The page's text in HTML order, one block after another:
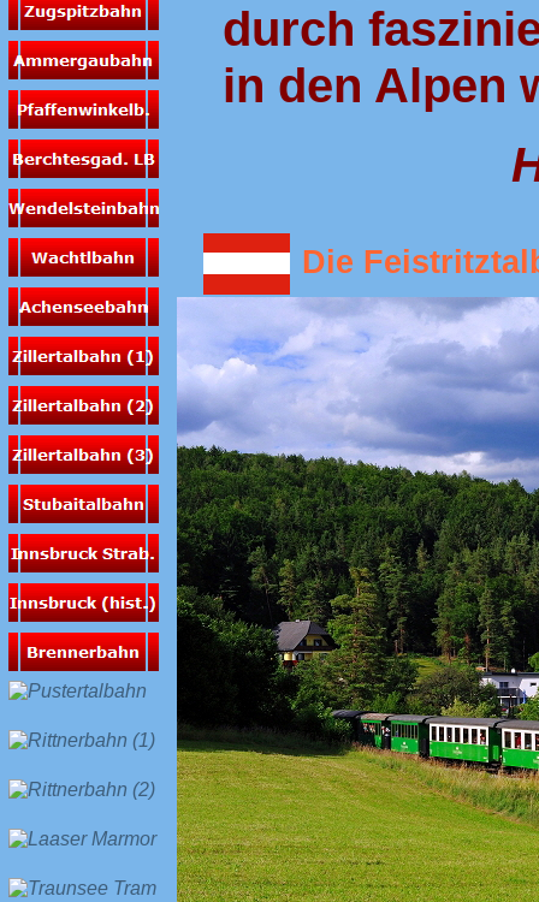
durch
in den Alpen
Die